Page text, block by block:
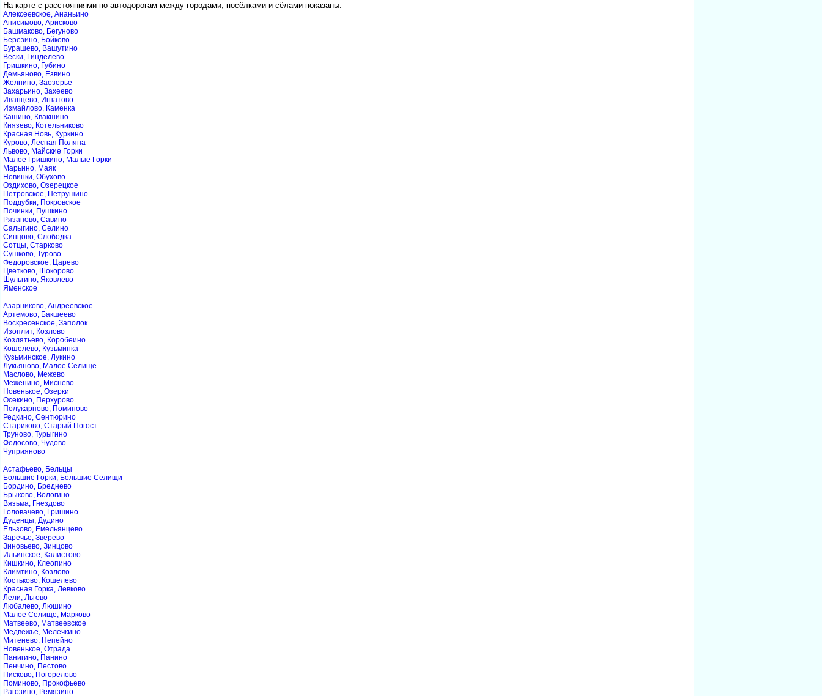
На карте с расстояниями по автодорогам между городами, посёлками и сёлами показаны:
Алексеевское, Ананьино
Анисимово, Арисково
Башмаково, Бегуново
Березино, Бойково
Бурашево, Вашутино
Вески, Гинделево
Гришкино, Губино
Демьяново, Езвино
Желнино, Заозерье
Захарьино, Захеево
Иванцево, Игнатово
Измайлово, Каменка
Кашино, Квакшино
Князево, Котельниково
Красная Новь, Куркино
Курово, Лесная Поляна
Львово, Майские Горки
Малое Гришкино, Малые Горки
Марьино, Маяк
Новинки, Обухово
Оздихово, Озерецкое
Петровское, Петрушино
Поддубки, Покровское
Починки, Пушкино
Рязаново, Савино
Салыгино, Селино
Синцово, Слободка
Сотцы, Старково
Сушково, Турово
Федоровское, Царево
Цветково, Шокорово
Шульгино, Яковлево
Яменское
Азарниково, Андреевское
Артемово, Бакшеево
Воскресенское, Заполок
Изоплит, Козлово
Козлятьево, Коробеино
Кошелево, Кузьминка
Кузьминское, Лукино
Лукьяново, Малое Селище
Маслово, Межево
Меженино, Миснево
Новенькое, Озерки
Осекино, Перхурово
Полукарпово, Поминово
Редкино, Сентюрино
Стариково, Старый Погост
Труново, Турыгино
Федосово, Чудово
Чуприяново
Астафьево, Бельцы
Большие Горки, Большие Селищи
Бордино, Бреднево
Брыково, Вологино
Вязьма, Гнездово
Головачево, Гришино
Дуденцы, Дудино
Ельзово, Емельянцево
Заречье, Зверево
Зиновьево, Зинцово
Ильинское, Калистово
Кишкино, Клеопино
Климтино, Козлово
Костьково, Кошелево
Красная Горка, Левково
Лели, Льгово
Любалево, Люшино
Малое Селище, Марково
Матвеево, Матвеевское
Медвежье, Мелечкино
Митенево, Непейно
Новенькое, Отрада
Панигино, Панино
Пенчино, Пестово
Писково, Погорелово
Поминово, Прокофьево
Рагозино, Ремязино